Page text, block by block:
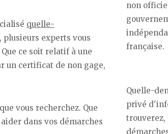
quelle-
experts vous
ce soit relatif à une
un certificat de non gage,
vous recherchez. Que
dans vos démarches
non
française.
Quelle-
privé
trouverez,